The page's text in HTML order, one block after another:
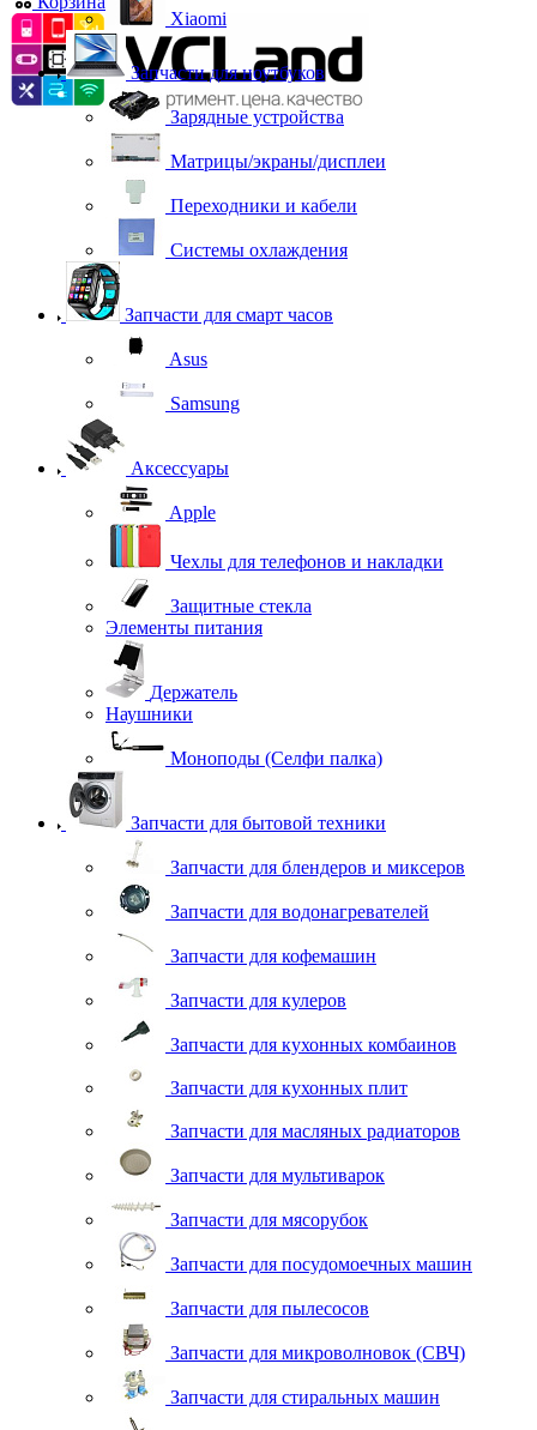
Xiaomi
Запчасти для ноутбуков
Зарядные устройства
Матрицы/экраны/дисплеи
Переходники и кабели
Системы охлаждения
Запчасти для смарт часов
Asus
Samsung
Аксессуары
Apple
Чехлы для телефонов и накладки
Защитные стекла
Элементы питания
Держатель
Наушники
Моноподы (Селфи палка)
Запчасти для бытовой техники
Запчасти для блендеров и миксеров
Запчасти для водонагревателей
Запчасти для кофемашин
Запчасти для кулеров
Запчасти для кухонных комбаинов
Запчасти для кухонных плит
Запчасти для масляных радиаторов
Запчасти для мультиварок
Запчасти для мясорубок
Запчасти для посудомоечных машин
Запчасти для пылесосов
Запчасти для микроволновок (СВЧ)
Запчасти для стиральных машин